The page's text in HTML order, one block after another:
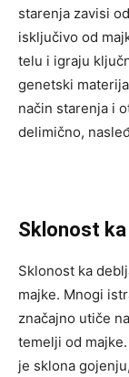
starenja zavisi
isključivo od
telu i igraju
genetski
način starenja i
delimično,
Sklonost ka
Sklonost ka
majke. Mnogi
značajno utiče
temelji od
je sklona